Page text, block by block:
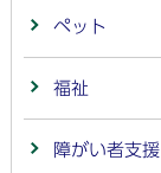
ペット
福祉
障がい者支援